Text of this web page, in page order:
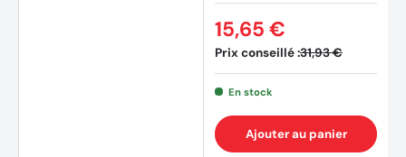
Prix conseillé :31,93 €
15,65 €
En stock
Ajouter au panier